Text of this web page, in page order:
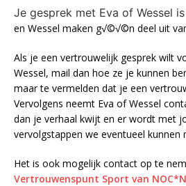
Je gesprek met Eva of Wessel
en Wessel maken g√©√©n deel uit
Als je een vertrouwelijk gesprek wilt
Wessel, mail dan hoe ze je kunnen
maar te vermelden dat je een
Vervolgens neemt Eva of Wessel
dan je verhaal kwijt en er wordt met
vervolgstappen we eventueel kunnen
Het is ook mogelijk contact op te
Vertrouwenspunt Sport van